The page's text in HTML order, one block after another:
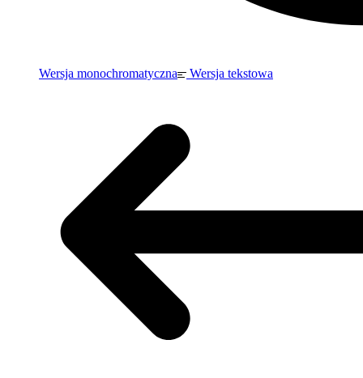
Wersja monochromatyczna Wersja tekstowa